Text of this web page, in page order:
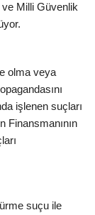
ve Milli Güvenlik
olma veya
işlenen suçları
Finansmanının
suçu ile